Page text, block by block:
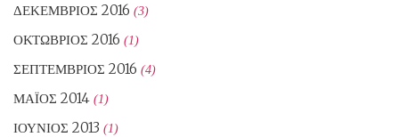
ΔΕΚΈΜΒΡΙΟΣ 2016 (3)
ΟΚΤΏΒΡΙΟΣ 2016 (1)
ΣΕΠΤΈΜΒΡΙΟΣ 2016 (4)
ΜΆΙΟΣ 2014 (1)
ΙΟΎΝΙΟΣ 2013 (1)